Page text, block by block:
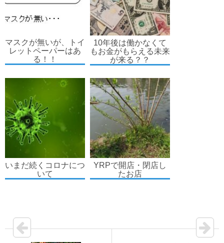
マスクが無いが、トイ
レットペーパーはあ
る！！
10年後は働かなくて
もお金がもらえる未来
が来る？？
いまだ続くコロナにつ
いて
YRPで開店・閉店し
たお店